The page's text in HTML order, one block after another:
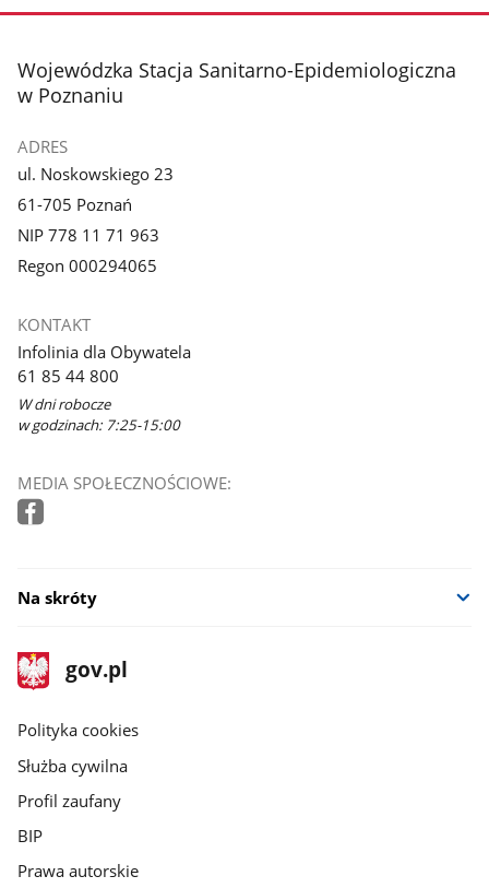
stopka
Wojewódzka Stacja Sanitarno-Epidemiologiczna
w Poznaniu
ADRES
ul. Noskowskiego 23
61-705 Poznań
NIP 778 11 71 963
Regon 000294065
KONTAKT
Infolinia dla Obywatela
61 85 44 800
W dni robocze
w godzinach: 7:25-15:00
MEDIA SPOŁECZNOŚCIOWE:
Na skróty
stopka
gov.pl
Strona
gov.pl
gov.pl
Polityka cookies
Służba cywilna
Profil zaufany
BIP
Prawa autorskie